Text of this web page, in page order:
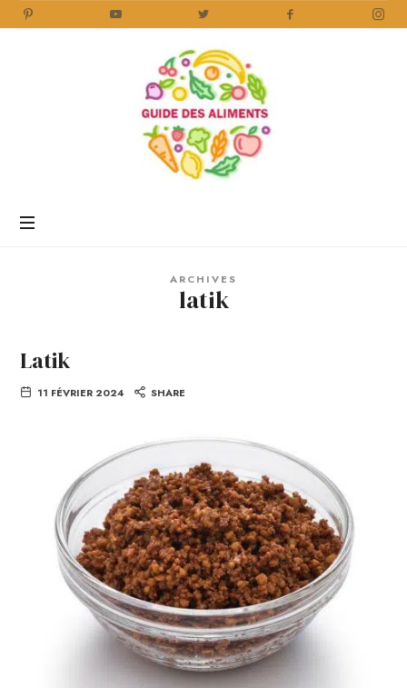
Aliments
ARCHIVES
latik
Latik
11 FÉVRIER 2024 SHARE